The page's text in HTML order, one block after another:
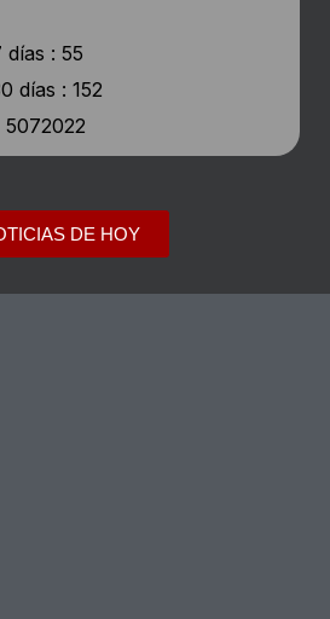
días : 55
días : 152
5072022
DE HOY